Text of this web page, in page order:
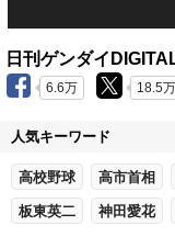
日刊ゲンダイ
6.6万 18.5万
人気キーワード
高校野球 高市首相
板東英二 神田愛花